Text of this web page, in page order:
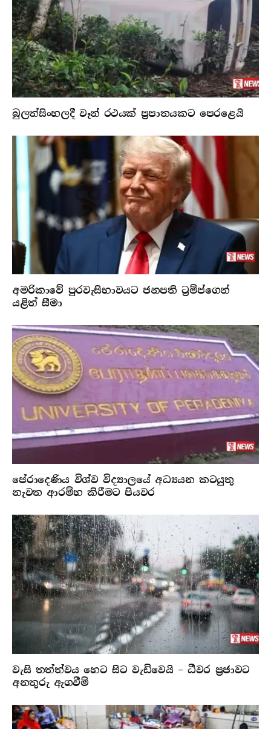
බුලත්සිංහලදී වෑන් රථයක් ප්‍රපාතයකට පෙරළෙයි
අමරිකාවේ පුරවැසිභාවයට ජනපති ට්‍රම්ප්ගෙන්
යළිත් සීමා
පේරාදෙණිය විශ්ව විද්‍යාලයේ අධ්‍යයන කටයුතු
නැවත ආරම්භ කිරීමට පියවර
වැසි තත්ත්වය හෙට සිට වැඩිවෙයි – ධීවර ප්‍රජාවට
අනතුරු ඇගවීම්